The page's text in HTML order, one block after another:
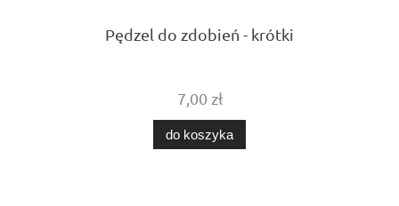
Pędzel do zdobień - krótki
7,00 zł
do koszyka